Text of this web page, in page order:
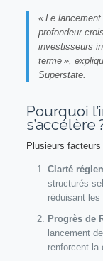
« Le
profondeur
investisseurs
terme »,
Superstate.
Pourquoi
s’accélère
Plusieurs facteurs
Clarté
structurés
réduisant les
Progrès de
lancement de
renforcent la